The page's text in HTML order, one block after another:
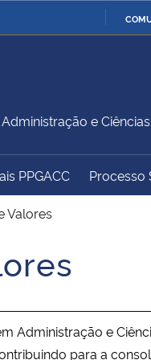
Ministério da Defesa
Ministério do
Advocacia-Geral da União
e
PPGACC Processo
Valores
e
para a